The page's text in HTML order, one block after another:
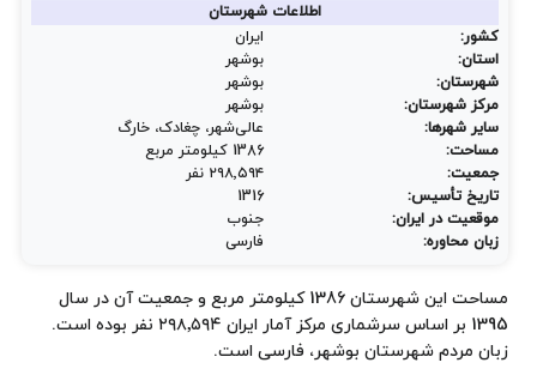
اطلاعات شهرستان
کشور:
ایران
استان:
بوشهر
شهرستان:
بوشهر
مرکز شهرستان:
بوشهر
سایر شهرها:
عالی‌شهر، چغادک، خارگ
مساحت:
1386 کیلومتر مربع
جمعیت:
۲۹۸٬۵۹۴ نفر
تاریخ تأسیس:
1316
موقعیت در ایران:
جنوب
زبان محاوره:
فارسی
مساحت این شهرستان 1386 کیلومتر مربع و جمعیت آن در سال
1395 بر اساس سرشماری مرکز آمار ایران ۲۹۸٬۵۹۴ نفر بوده است.
زبان مردم شهرستان بوشهر، فارسی است.